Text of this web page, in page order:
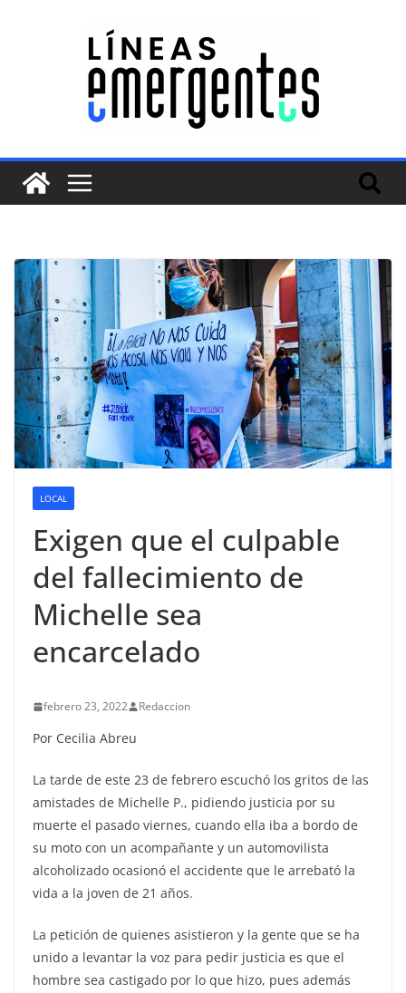
LOCAL
Exigen que el culpable
del fallecimiento de
Michelle sea
encarcelado
febrero 23, 2022 Redaccion
Por Cecilia Abreu
La tarde de este 23 de febrero escuchó los gritos de las
amistades de Michelle P., pidiendo justicia por su
muerte el pasado viernes, cuando ella iba a bordo de
su moto con un acompañante y un automovilista
alcoholizado ocasionó el accidente que le arrebató la
vida a la joven de 21 años.
La petición de quienes asistieron y la gente que se ha
unido a levantar la voz para pedir justicia es que el
hombre sea castigado por lo que hizo, pues además